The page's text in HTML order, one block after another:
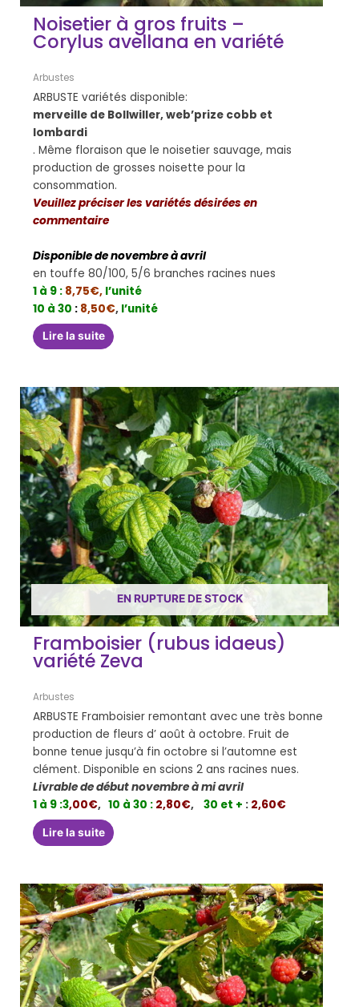
Noisetier à gros fruits –
Corylus avellana en variété
Arbustes
ARBUSTE variétés disponible:
merveille de Bollwiller, web’prize cobb et
lombardi
. Même floraison que le noisetier sauvage, mais
production de grosses noisette pour la
consommation.
Veuillez préciser les variétés désirées en
commentaire
Disponible de novembre à avril
en touffe 80/100, 5/6 branches racines nues
1 à 9 : 8,75€, l’unité
10 à 30 : 8,50€, l’unité
Lire la suite
EN RUPTURE DE STOCK
Framboisier (rubus idaeus)
variété Zeva
Arbustes
ARBUSTE Framboisier remontant avec une très bonne
production de fleurs d’ août à octobre. Fruit de
bonne tenue jusqu’à fin octobre si l’automne est
clément. Disponible en scions 2 ans racines nues.
Livrable de début novembre à mi avril
1 à 9 :3,00€,10 à 30 : 2,80€,30 et + : 2,60€
Lire la suite